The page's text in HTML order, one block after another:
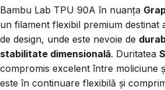
Bambu Lab TPU 90A în nuanța
un filament flexibil premium destinat
de design, unde este nevoie de
stabilitate dimensională. Duritatea
compromis excelent între moliciune
este în continuare flexibilă și